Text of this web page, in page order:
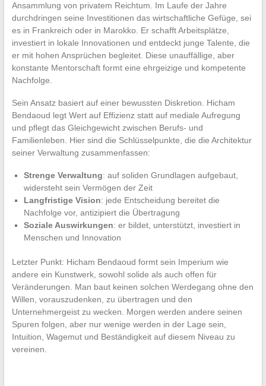
Ansammlung von privatem Reichtum. Im Laufe der Jahre
durchdringen seine Investitionen das wirtschaftliche Gefüge, sei
es in Frankreich oder in Marokko. Er schafft Arbeitsplätze,
investiert in lokale Innovationen und entdeckt junge Talente, die
er mit hohen Ansprüchen begleitet. Diese unauffällige, aber
konstante Mentorschaft formt eine ehrgeizige und kompetente
Nachfolge.
Sein Ansatz basiert auf einer bewussten Diskretion. Hicham
Bendaoud legt Wert auf Effizienz statt auf mediale Aufregung
und pflegt das Gleichgewicht zwischen Berufs- und
Familienleben. Hier sind die Schlüsselpunkte, die die Architektur
seiner Verwaltung zusammenfassen:
Strenge Verwaltung: auf soliden Grundlagen aufgebaut,
widersteht sein Vermögen der Zeit
Langfristige Vision: jede Entscheidung bereitet die
Nachfolge vor, antizipiert die Übertragung
Soziale Auswirkungen: er bildet, unterstützt, investiert in
Menschen und Innovation
Letzter Punkt: Hicham Bendaoud formt sein Imperium wie
andere ein Kunstwerk, sowohl solide als auch offen für
Veränderungen. Man baut keinen solchen Werdegang ohne den
Willen, vorauszudenken, zu übertragen und den
Unternehmergeist zu wecken. Morgen werden andere seinen
Spuren folgen, aber nur wenige werden in der Lage sein,
Intuition, Wagemut und Beständigkeit auf diesem Niveau zu
vereinen.